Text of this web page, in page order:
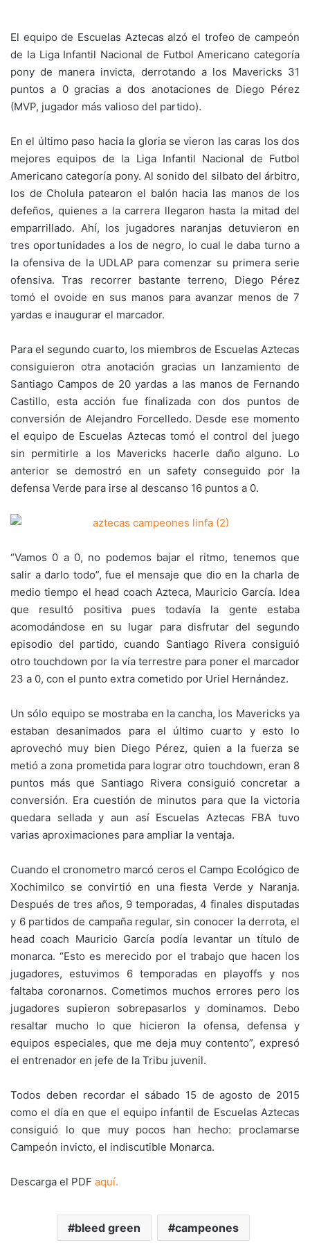
El equipo de Escuelas Aztecas alzó el trofeo de campeón
de la Liga Infantil Nacional de Futbol Americano categoría
pony de manera invicta, derrotando a los Mavericks 31
puntos a 0 gracias a dos anotaciones de Diego Pérez
(MVP, jugador más valioso del partido).
En el último paso hacia la gloria se vieron las caras los dos
mejores equipos de la Liga Infantil Nacional de Futbol
Americano categoría pony. Al sonido del silbato del árbitro,
los de Cholula patearon el balón hacia las manos de los
defeños, quienes a la carrera llegaron hasta la mitad del
emparrillado. Ahí, los jugadores naranjas detuvieron en
tres oportunidades a los de negro, lo cual le daba turno a
la ofensiva de la UDLAP para comenzar su primera serie
ofensiva. Tras recorrer bastante terreno, Diego Pérez
tomó el ovoide en sus manos para avanzar menos de 7
yardas e inaugurar el marcador.
Para el segundo cuarto, los miembros de Escuelas Aztecas
consiguieron otra anotación gracias un lanzamiento de
Santiago Campos de 20 yardas a las manos de Fernando
Castillo, esta acción fue finalizada con dos puntos de
conversión de Alejandro Forcelledo. Desde ese momento
el equipo de Escuelas Aztecas tomó el control del juego
sin permitirle a los Mavericks hacerle daño alguno. Lo
anterior se demostró en un safety conseguido por la
defensa Verde para irse al descanso 16 puntos a 0.
“Vamos 0 a 0, no podemos bajar el ritmo, tenemos que
salir a darlo todo”, fue el mensaje que dio en la charla de
medio tiempo el head coach Azteca, Mauricio García. Idea
que resultó positiva pues todavía la gente estaba
acomodándose en su lugar para disfrutar del segundo
episodio del partido, cuando Santiago Rivera consiguió
otro touchdown por la vía terrestre para poner el marcador
23 a 0, con el punto extra cometido por Uriel Hernández.
Un sólo equipo se mostraba en la cancha, los Mavericks ya
estaban desanimados para el último cuarto y esto lo
aprovechó muy bien Diego Pérez, quien a la fuerza se
metió a zona prometida para lograr otro touchdown, eran 8
puntos más que Santiago Rivera consiguió concretar a
conversión. Era cuestión de minutos para que la victoria
quedara sellada y aun así Escuelas Aztecas FBA tuvo
varias aproximaciones para ampliar la ventaja.
Cuando el cronometro marcó ceros el Campo Ecológico de
Xochimilco se convirtió en una fiesta Verde y Naranja.
Después de tres años, 9 temporadas, 4 finales disputadas
y 6 partidos de campaña regular, sin conocer la derrota, el
head coach Mauricio García podía levantar un título de
monarca. “Esto es merecido por el trabajo que hacen los
jugadores, estuvimos 6 temporadas en playoffs y nos
faltaba coronarnos. Cometimos muchos errores pero los
jugadores supieron sobrepasarlos y dominamos. Debo
resaltar mucho lo que hicieron la ofensa, defensa y
equipos especiales, que me deja muy contento”, expresó
el entrenador en jefe de la Tribu juvenil.
Todos deben recordar el sábado 15 de agosto de 2015
como el día en que el equipo infantil de Escuelas Aztecas
consiguió lo que muy pocos han hecho: proclamarse
Campeón invicto, el indiscutible Monarca.
Descarga el PDF aquí.
bleed green campeones